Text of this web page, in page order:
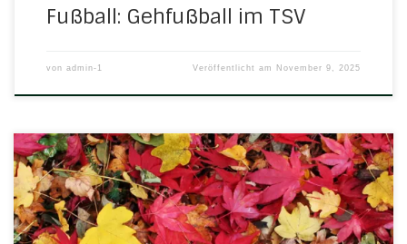
Fußball: Gehfußball im TSV
von admin-1 Veröffentlicht am November 9, 2025
Bereits am gestrigen Mittwoch trat unsere C1 in Netra
gegen die zweite Mannschaft aus Eschwege an: H/N/U/N –